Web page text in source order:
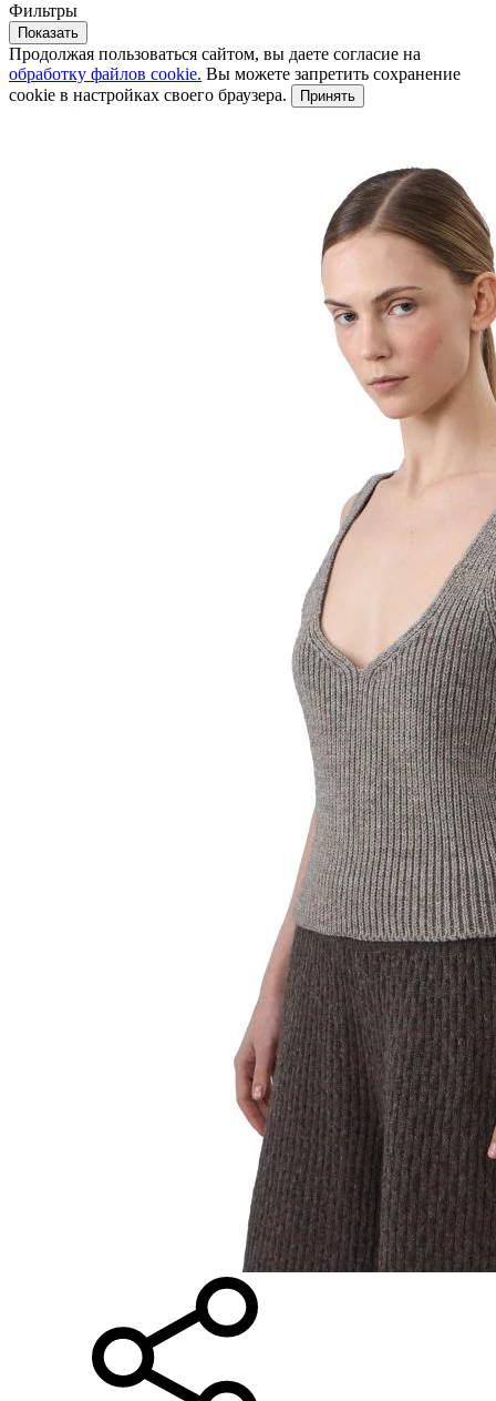
Фильтры
Показать
Продолжая пользоваться сайтом, вы даете согласие на
обработку файлов cookie. Вы можете запретить сохранение
cookie в настройках своего браузера.
Принять